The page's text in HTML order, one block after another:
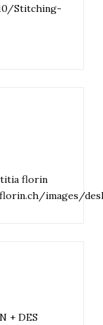
Stitching-
florin
images/
+ DES